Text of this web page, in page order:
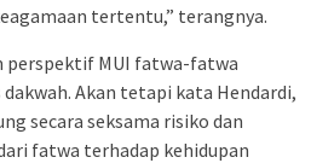
tertentu,” terangnya.
perspektif MUI fatwa-fatwa
Akan tetapi kata Hendardi,
secara seksama risiko dan
fatwa terhadap kehidupan